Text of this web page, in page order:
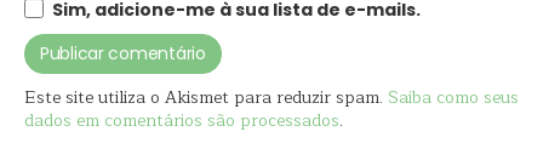
Sim, adicione-me à sua lista de e-mails.
Este site utiliza o Akismet para reduzir spam. Saiba como seus
dados em comentários são processados.